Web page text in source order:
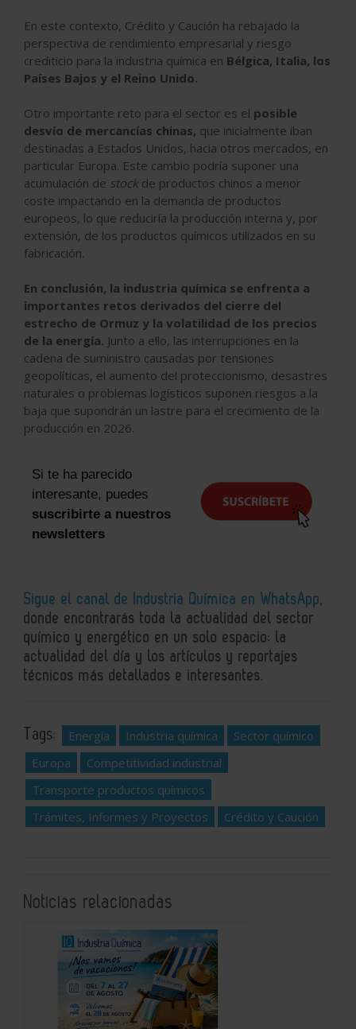
En este contexto, Crédito y Caución ha rebajado la
perspectiva de rendimiento empresarial y riesgo
crediticio para la industria química en Bélgica, Italia, los
Países Bajos y el Reino Unido.
Otro importante reto para el sector es el posible
desvío de mercancías chinas, que inicialmente iban
destinadas a Estados Unidos, hacia otros mercados, en
particular Europa. Este cambio podría suponer una
acumulación de stockde productos chinos a menor
coste impactando en la demanda de productos
europeos, lo que reduciría la producción interna y, por
extensión, de los productos químicos utilizados en su
fabricación.
En conclusión, la industria química se enfrenta a
importantes retos derivados del cierre del
estrecho de Ormuz y la volatilidad de los precios
de la energía. Junto a ello, las interrupciones en la
cadena de suministro causadas por tensiones
geopolíticas, el aumento del proteccionismo, desastres
naturales o problemas logísticos suponen riesgos a la
baja que supondrán un lastre para el crecimiento de la
producción en 2026.
Si te ha parecido
interesante, puedes
suscribirte a nuestros
newsletters
Sigue el canal de Industria Química en WhatsApp,
donde encontrarás toda la actualidad del sector
químico y energético en un solo espacio: la
actualidad del día y los artículos y reportajes
técnicos más detallados e interesantes.
Tags: Energía Industria química
Sector químico
Europa
Competitividad industrial
Transporte productos químicos
Trámites, Informes y Proyectos
Crédito y Caución
Noticias relacionadas